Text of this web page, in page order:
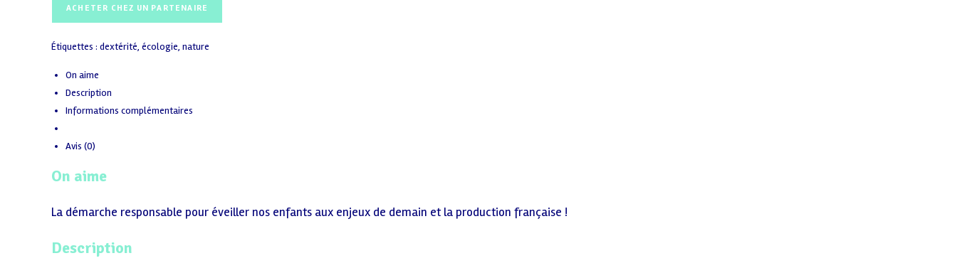
ACHETER CHEZ UN PARTENAIRE
Étiquettes : dextérité, écologie, nature
On aime
Description
Informations complémentaires
Avis (0)
On aime
La démarche responsable pour éveiller nos enfants aux enjeux de demain et la production française !
Description